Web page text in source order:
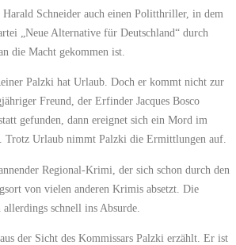
Schneider auch einen Politthriller, in dem
„Neue Alternative für Deutschland“ durch
die Macht gekommen ist.
Palzki hat Urlaub. Doch er kommt nicht zur
Freund, der Erfinder Jacques Bosco
gefunden, dann ereignet sich ein Mord im
Trotz Urlaub nimmt Palzki die Ermittlungen auf.
Regional-Krimi, der sich schon durch den
von vielen anderen Krimis absetzt. Die
schnell ins Absurde.
der Sicht des Kommissars Palzki erzählt. Er ist